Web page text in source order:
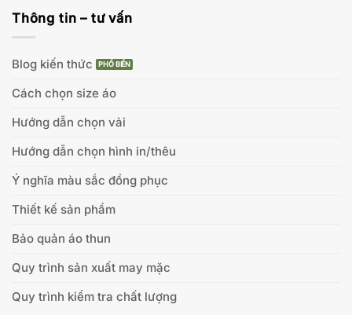
Thông tin – tư vấn
Blog kiến thức
Cách chọn size áo
Hướng dẫn chọn vải
Hướng dẫn chọn hình in/thêu
Ý nghĩa màu sắc đồng phục
Thiết kế sản phẩm
Bảo quản áo thun
Quy trình sản xuất may mặc
Quy trình kiểm tra chất lượng